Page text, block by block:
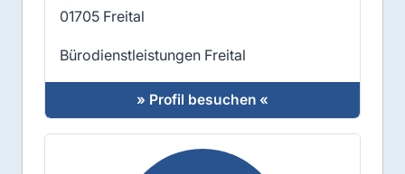
01705 Freital
Bürodienstleistungen Freital
» Profil besuchen «